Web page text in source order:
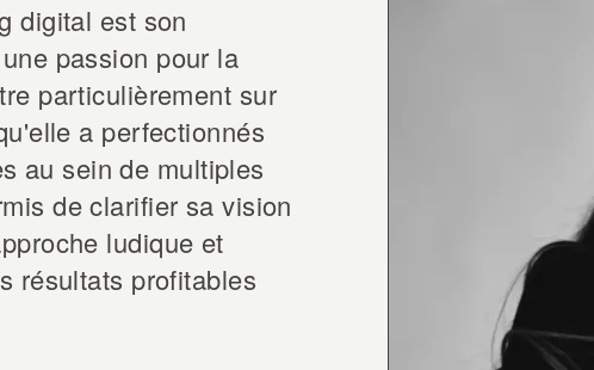
digital est son
passion pour la
particulièrement sur
a perfectionnés
au sein de multiples
de clarifier sa vision
ludique et
résultats profitables